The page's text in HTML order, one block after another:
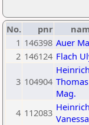
No. pnr
1 146398 Auer
2 146124 Flach
3 104904
Heinrich
Mag.
4 112083 Heinrich